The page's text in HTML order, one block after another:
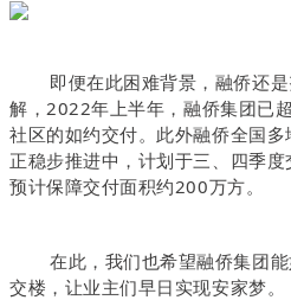
即便在此困难背景，融侨还
解，2022年上半年，融侨集团已
社区的如约交付。 此外融侨全国多
正稳步推进中，计划于三、四季
预计保障交付面积约200万方。
在此，我们也希望融侨集团
交楼，让业主们早日实现安家梦。